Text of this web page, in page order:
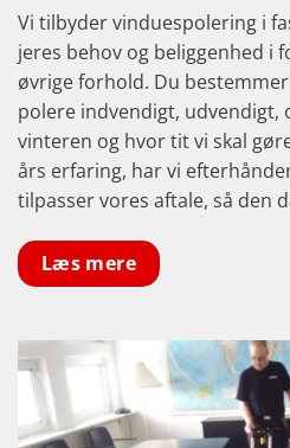
Vi tilbyder vinduespolering i
jeres behov og beliggenhed i
øvrige forhold. Du
polere indvendigt, udvendigt,
vinteren og hvor tit vi skal
års erfaring, har vi
tilpasser vores aftale, så den
Læs mere